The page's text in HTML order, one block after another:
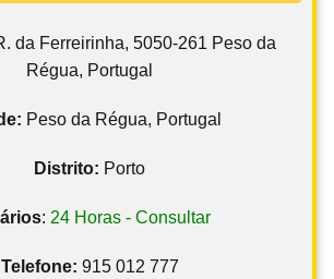
da Ferreirinha, 5050-261 Peso da
Régua, Portugal
Peso da Régua, Portugal
Distrito: Porto
: 24 Horas - Consultar
Telefone: 915 012 777